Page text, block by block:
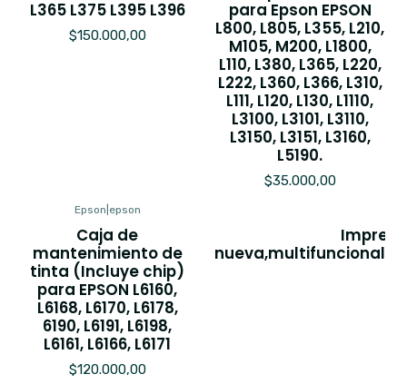
L365 L375 L395 L396
$150.000,00
para Epson EPSON
L800, L805, L355, L210,
M105, M200, L1800,
L110, L380, L365, L220,
L222, L360, L366, L310,
L111, L120, L130, L1110,
L3100, L3101, L3110,
L3150, L3151, L3160,
L5190.
$35.000,00
Epson epson
Caja de
mantenimiento de
tinta (Incluye chip)
para EPSON L6160,
L6168, L6170, L6178,
6190, L6191, L6198,
L6161, L6166, L6171
$120.000,00